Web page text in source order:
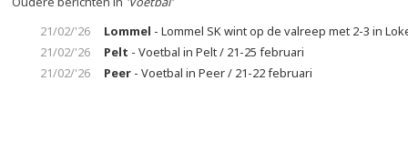
21/02/'26
Lommel - Lommel SK wint op de valreep met 2-3 in
21/02/'26
Pelt - Voetbal in Pelt / 21-25 februari
21/02/'26
Peer - Voetbal in Peer / 21-22 februari